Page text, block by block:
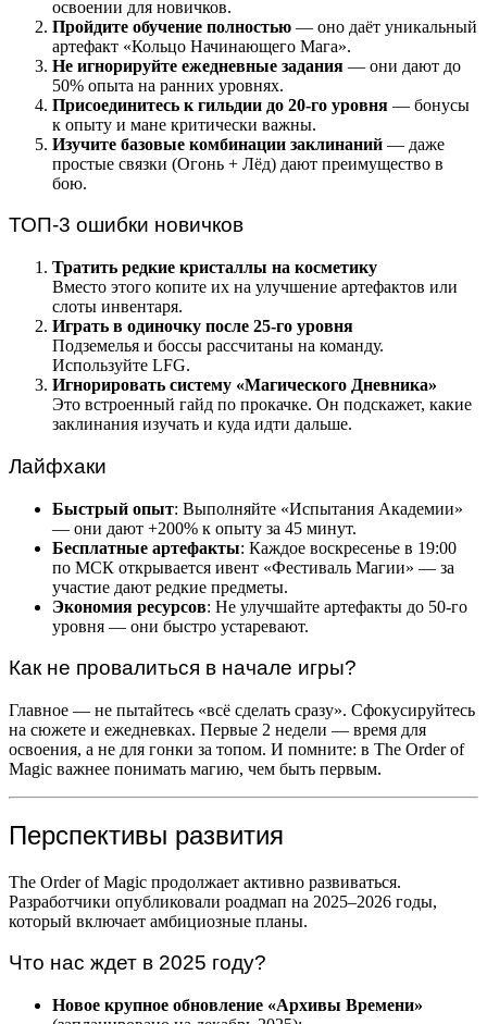
освоении для новичков.
Пройдите обучение полностью — оно даёт уникальный
артефакт «Кольцо Начинающего Мага».
Не игнорируйте ежедневные задания — они дают до
50% опыта на ранних уровнях.
Присоединитесь к гильдии до 20-го уровня — бонусы
к опыту и мане критически важны.
Изучите базовые комбинации заклинаний — даже
простые связки (Огонь + Лёд) дают преимущество в
бою.
ТОП-3 ошибки новичков
Тратить редкие кристаллы на косметику
Вместо этого копите их на улучшение артефактов или
слоты инвентаря.
Играть в одиночку после 25-го уровня
Подземелья и боссы рассчитаны на команду.
Используйте LFG.
Игнорировать систему «Магического Дневника»
Это встроенный гайд по прокачке. Он подскажет, какие
заклинания изучать и куда идти дальше.
Лайфхаки
Быстрый опыт: Выполняйте «Испытания Академии»
— они дают +200% к опыту за 45 минут.
Бесплатные артефакты: Каждое воскресенье в 19:00
по МСК открывается ивент «Фестиваль Магии» — за
участие дают редкие предметы.
Экономия ресурсов: Не улучшайте артефакты до 50-го
уровня — они быстро устаревают.
Как не провалиться в начале игры?
Главное — не пытайтесь «всё сделать сразу». Сфокусируйтесь
на сюжете и ежедневках. Первые 2 недели — время для
освоения, а не для гонки за топом. И помните: в The Order of
Magic важнее понимать магию, чем быть первым.
Перспективы развития
The Order of Magic продолжает активно развиваться.
Разработчики опубликовали роадмап на 2025–2026 годы,
который включает амбициозные планы.
Что нас ждет в 2025 году?
Новое крупное обновление «Архивы Времени»